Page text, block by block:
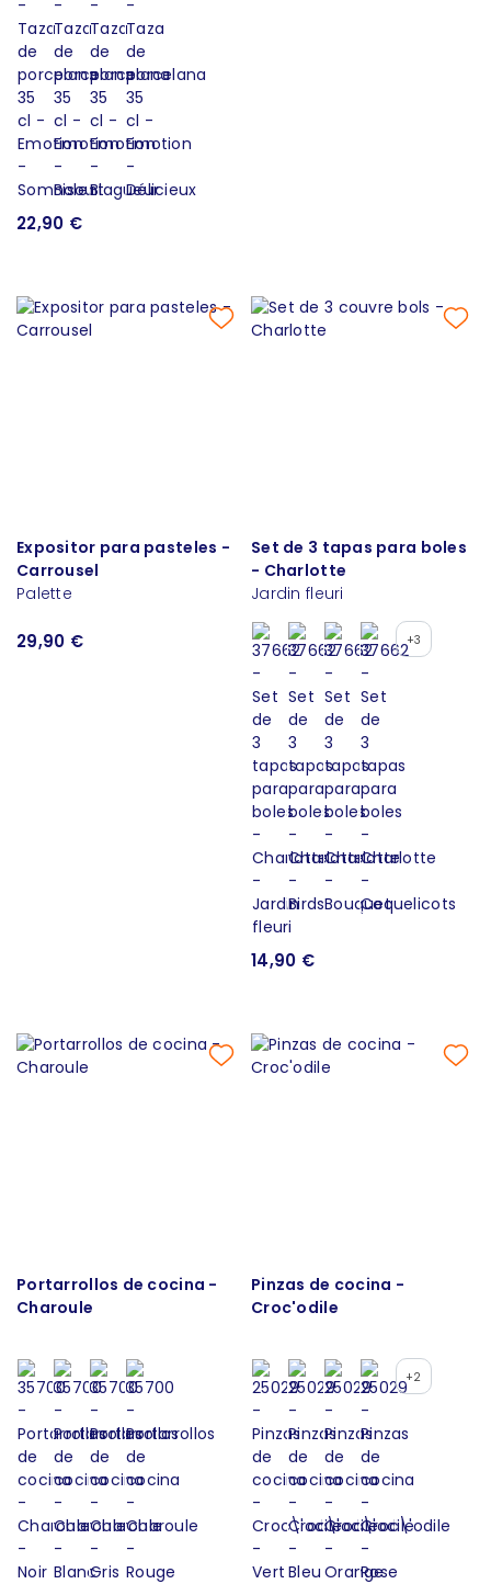
22,90 €
Expositor para pasteles -
Carrousel
Palette
29,90 €
Set de 3 tapas para boles
- Charlotte
Jardin fleuri
+3
14,90 €
Portarrollos de cocina -
Charoule
Pinzas de cocina -
Croc'odile
+2